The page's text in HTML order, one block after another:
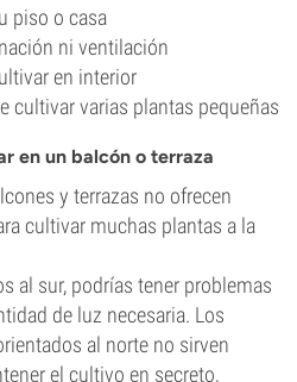
piso o casa
ni ventilación
en interior
cultivar varias plantas pequeñas
en un balcón o terraza
y terrazas no ofrecen
cultivar muchas plantas a la
al sur, podrías tener problemas
de luz necesaria. Los
al norte no sirven
el cultivo en secreto,